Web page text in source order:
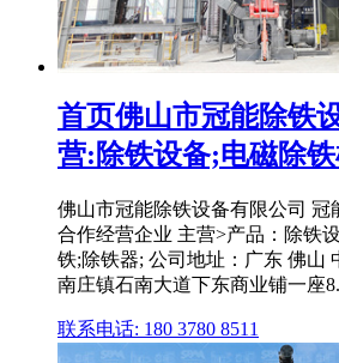
首页佛山市冠能除铁
营:除铁设备;电磁除
佛山市冠能除铁设备有限公司 冠
合作经营企业 主营>产品：除铁
铁;除铁器; 公司地址：广东 佛山
南庄镇石南大道下东商业铺一座
联系电话: 180 3780 8511